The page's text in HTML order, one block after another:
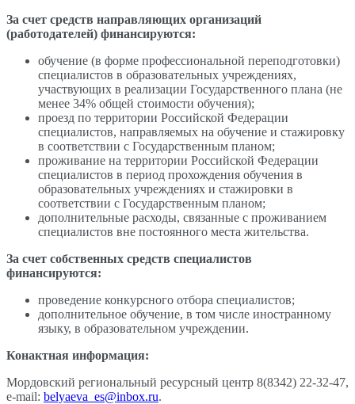
За счет средств направляющих организаций
(работодателей) финансируются:
обучение (в форме профессиональной переподготовки)
специалистов в образовательных учреждениях,
участвующих в реализации Государственного плана (не
менее 34% общей стоимости обучения);
проезд по территории Российской Федерации
специалистов, направляемых на обучение и стажировку
в соответствии с Государственным планом;
проживание на территории Российской Федерации
специалистов в период прохождения обучения в
образовательных учреждениях и стажировки в
соответствии с Государственным планом;
дополнительные расходы, связанные с проживанием
специалистов вне постоянного места жительства.
За счет собственных средств специалистов
финансируются:
проведение конкурсного отбора специалистов;
дополнительное обучение, в том числе иностранному
языку, в образовательном учреждении.
Конактная информация:
Мордовский региональный ресурсный центр 8(8342) 22-32-47,
e-mail: belyaeva_es@inbox.ru.